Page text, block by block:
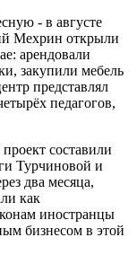
- в августе
Мехрин открыли
арендовали
закупили мебель
представлял
педагогов,
составили
Турчиновой и
два месяца,
как
иностранцы
бизнесом в этой